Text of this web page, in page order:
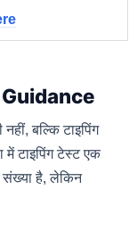
बल्कि टाइपिंग
में टाइपिंग टेस्ट एक
संख्या है, लेकिन